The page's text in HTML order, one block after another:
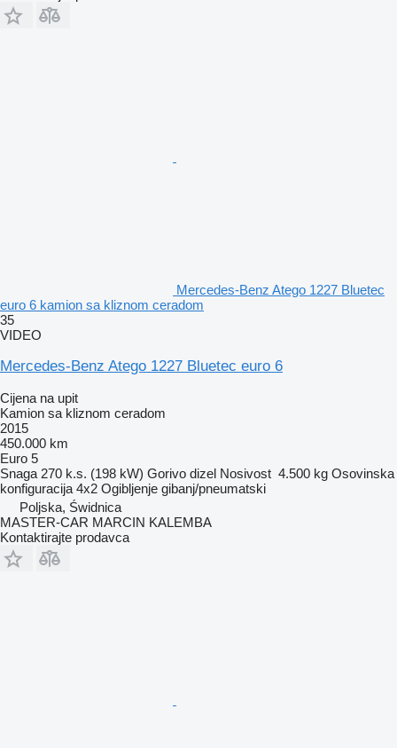
Mercedes-Benz Atego 1227 Bluetec
euro 6 kamion sa kliznom ceradom
35
VIDEO
Mercedes-Benz Atego 1227 Bluetec euro 6
Cijena na upit
Kamion sa kliznom ceradom
2015
450.000 km
Euro 5
Snaga 270 k.s. (198 kW) Gorivo dizel Nosivost 4.500 kg Osovinska
konfiguracija 4x2 Ogibljenje gibanj/pneumatski
Poljska, Świdnica
MASTER-CAR MARCIN KALEMBA
Kontaktirajte prodavca